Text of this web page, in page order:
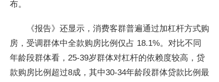
布。
《报告》还显示，消费客群普遍通过加杠杆方式购
房，受调群体中全款购房比例仅占 18.1%。对比不同
年龄段群体看，25-39岁群体对杠杆的依赖度较高，贷
款购房比例超过8成，其中30-34年龄段群体贷款比例最